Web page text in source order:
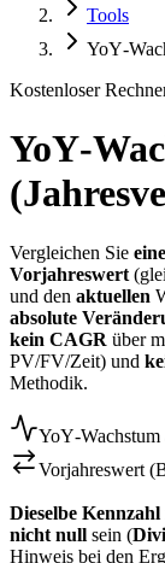
Tools
Kostenloser
Vergleichen Sie
Vorjahreswert
und den aktuellen
absolute
kein CAGR über
PV/FV/Zeit) und
Methodik.
Vorjahreswert
Dieselbe Kennzahl
nicht null sein (
Hinweis bei den